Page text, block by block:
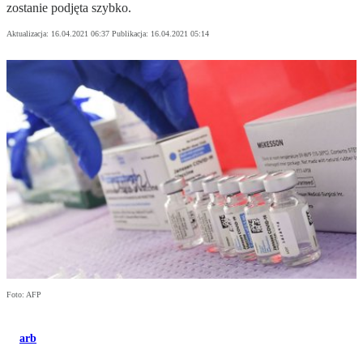
zostanie podjęta szybko.
Aktualizacja: 16.04.2021 06:37 Publikacja: 16.04.2021 05:14
Foto: AFP
arb